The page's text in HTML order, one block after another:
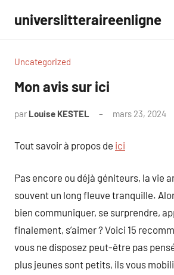
contenu
universlitteraireenligne
Uncategorized
Mon avis sur ici
par Louise KESTEL mars 23, 2024
Tout savoir à propos de ici
Pas encore ou déjà géniteurs, la vie
souvent un long fleuve tranquille.
bien communiquer, se surprendre,
finalement, s’aimer ? Voici 15
vous ne disposez peut-être pas
plus jeunes sont petits, ils vous